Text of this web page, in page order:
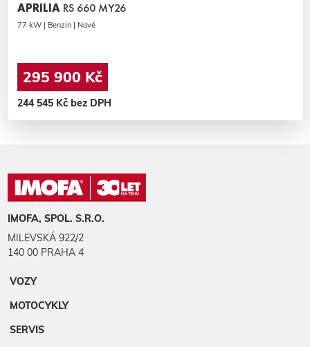
APRILIA RS 660 MY26
77 kW | Benzin | Nové
295 900 Kč
244 545 Kč bez DPH
IMOFA, SPOL. S.R.O.
MILEVSKÁ 922/2
140 00 PRAHA 4
VOZY
MOTOCYKLY
SERVIS